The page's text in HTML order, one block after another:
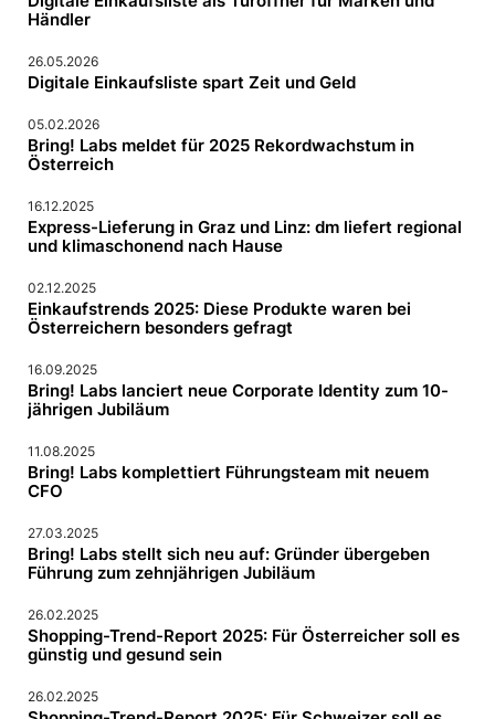
Händler
26.05.2026
Digitale Einkaufsliste spart Zeit und Geld
05.02.2026
Bring! Labs meldet für 2025 Rekordwachstum in
Österreich
16.12.2025
Express-Lieferung in Graz und Linz: dm liefert regional
und klimaschonend nach Hause
02.12.2025
Einkaufstrends 2025: Diese Produkte waren bei
Österreichern besonders gefragt
16.09.2025
Bring! Labs lanciert neue Corporate Identity zum 10-
jährigen Jubiläum
11.08.2025
Bring! Labs komplettiert Führungsteam mit neuem
CFO
27.03.2025
Bring! Labs stellt sich neu auf: Gründer übergeben
Führung zum zehnjährigen Jubiläum
26.02.2025
Shopping-Trend-Report 2025: Für Österreicher soll es
günstig und gesund sein
26.02.2025